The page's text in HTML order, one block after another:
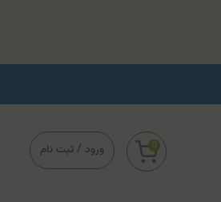
ورود / ثبت نام 0